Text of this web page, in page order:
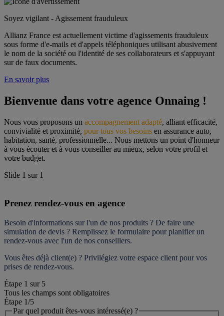
Soyez vigilant - Agissement frauduleux
Allianz France est actuellement victime d'agissements frauduleux
sous forme d'e-mails et d'appels téléphoniques utilisant abusivement
le nom de la société ou l'identité de ses collaborateurs et s'appuyant
sur de faux documents.
En savoir plus
Bienvenue dans votre agence Onnaing !
Nous vous proposons un accompagnement adapté, alliant efficacité,
convivialité et proximité, pour tous vos besoins en assurance auto,
habitation, santé, professionnelle... Nous mettons un point d'honneur
à vous écouter et à vous conseiller au mieux, selon votre profil et
votre budget.
Slide 1 sur 1
Prenez rendez-vous en agence
Besoin d'informations sur l'un de nos produits ? De faire une
simulation de devis ? Remplissez le formulaire pour planifier un
rendez-vous avec l'un de nos conseillers.
Vous êtes déjà client(e) ? Privilégiez votre espace client pour vos
prises de rendez-vous.
Étape 1 sur 5
Tous les champs sont obligatoires
Étape 1/5
Par quel produit êtes-vous intéressé(e) ?